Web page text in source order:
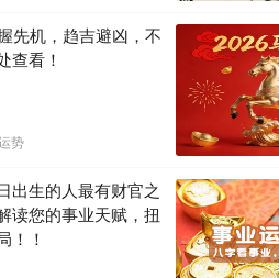
先机，趋吉避凶，不
查看！
势
出生的人最有财官之
读您的事业天赋，扭
！！